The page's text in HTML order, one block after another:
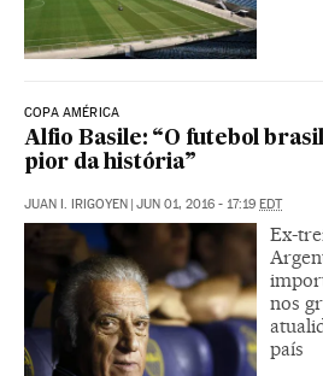
COPA AMÉRICA
Alfio Basile: “O futebol
pior da história”
JUAN I. IRIGOYEN | JUN 01, 2016 - 17:19 EDT
Ex-
nos
país